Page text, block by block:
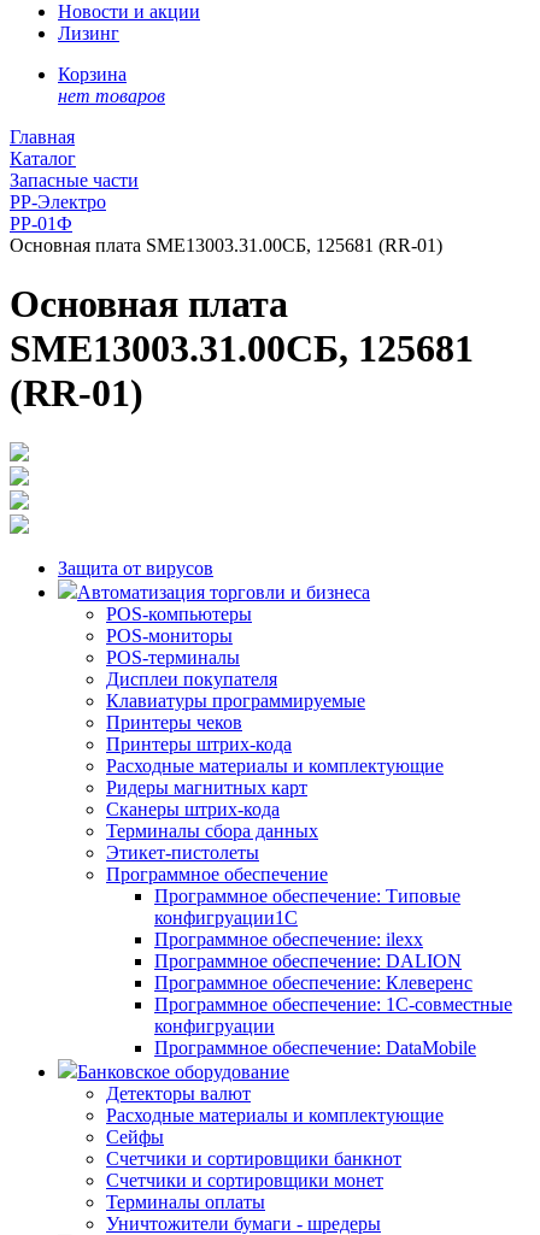
Новости и акции
Лизинг
Корзина
нет товаров
Главная
Каталог
Запасные части
РР-Электро
РР-01Ф
Основная плата SME13003.31.00СБ, 125681 (RR-01)
Основная плата
SME13003.31.00СБ, 125681
(RR-01)
Защита от вирусов
Автоматизация торговли и бизнеса
POS-компьютеры
POS-мониторы
POS-терминалы
Дисплеи покупателя
Клавиатуры программируемые
Принтеры чеков
Принтеры штрих-кода
Расходные материалы и комплектующие
Ридеры магнитных карт
Сканеры штрих-кода
Терминалы сбора данных
Этикет-пистолеты
Программное обеспечение
Программное обеспечение: Типовые
конфигруации1С
Программное обеспечение: ilexx
Программное обеспечение: DALION
Программное обеспечение: Клеверенс
Программное обеспечение: 1С-совместные
конфигруации
Программное обеспечение: DataMobile
Банковское оборудование
Детекторы валют
Расходные материалы и комплектующие
Сейфы
Счетчики и сортировщики банкнот
Счетчики и сортировщики монет
Терминалы оплаты
Уничтожители бумаги - шредеры